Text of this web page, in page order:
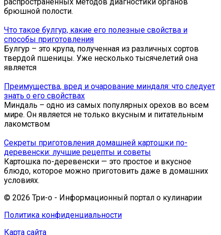
брюшной полости.
Что такое булгур, какие его полезные свойства и
способы приготовления
Булгур – это крупа, полученная из различных сортов
твердой пшеницы. Уже несколько тысячелетий она
является
Преимущества, вред и очарование миндаля: что следует
знать о его свойствах
Миндаль – одно из самых популярных орехов во всем
мире. Он является не только вкусным и питательным
лакомством
Секреты приготовления домашней картошки по-
деревенски: лучшие рецепты и советы
Картошка по-деревенски — это простое и вкусное
блюдо, которое можно приготовить даже в домашних
условиях.
© 2026 Три-о - Информационный портал о кулинарии
Политика конфиденциальности
Карта сайта